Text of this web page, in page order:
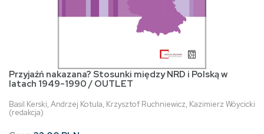
Przyjaźń nakazana? Stosunki między NRD i Polską w
latach 1949-1990 / OUTLET
Basil Kerski, Andrzej Kotula, Krzysztof Ruchniewicz, Kazimierz Wóycicki
(redakcja)